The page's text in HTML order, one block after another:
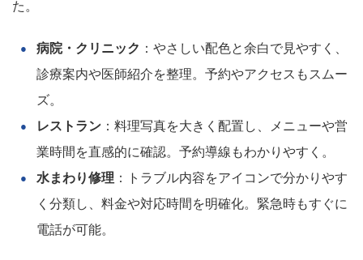
た。
病院・クリニック ：やさしい配色と余白で見やすく、
診療案内や医師紹介を整理。予約やアクセスもスムー
ズ。
レストラン ：料理写真を大きく配置し、メニューや営
業時間を直感的に確認。予約導線もわかりやすく。
水まわり修理 ：トラブル内容をアイコンで分かりやす
く分類し、料金や対応時間を明確化。緊急時もすぐに
電話が可能。